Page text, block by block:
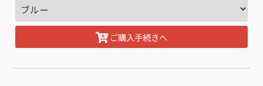
ご購入手続きへ